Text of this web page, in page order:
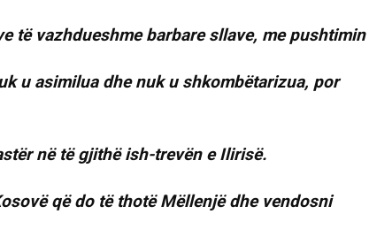
të vazhdueshme barbare sllave, me pushtimin
u asimilua dhe nuk u shkombëtarizua, por
në të gjithë ish-trevën e Ilirisë.
që do të thotë Mëllenjë dhe vendosni